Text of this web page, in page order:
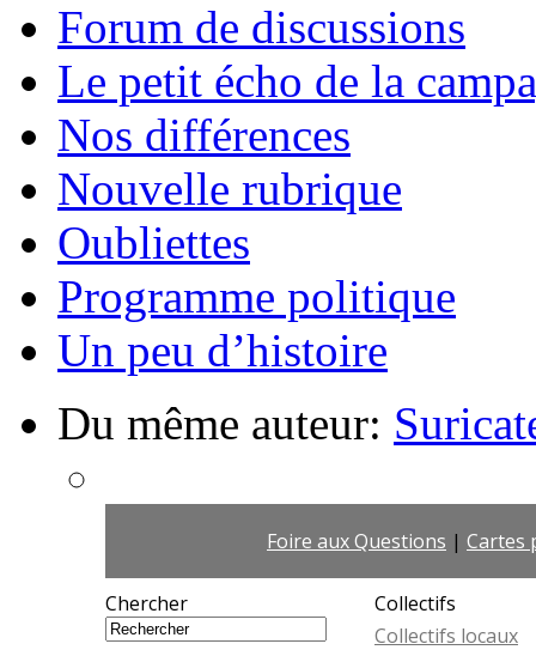
Forum de discussions
Le petit écho de la
Nos différences
Nouvelle rubrique
Oubliettes
Programme politique
Un peu d’histoire
Du même auteur: